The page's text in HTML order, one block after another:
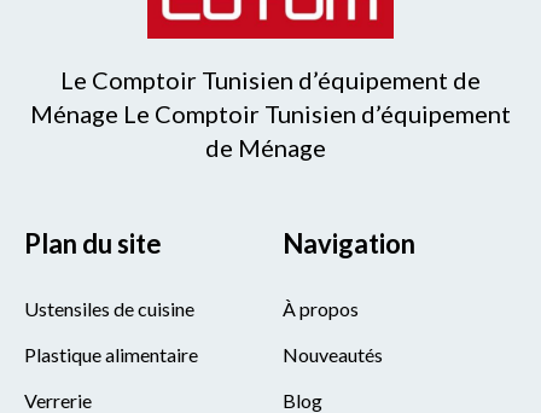
Le Comptoir Tunisien d’équipement de
Ménage Le Comptoir Tunisien d’équipement
de Ménage
Plan du site
Ustensiles de cuisine
Plastique alimentaire
Verrerie
Navigation
À propos
Nouveautés
Blog